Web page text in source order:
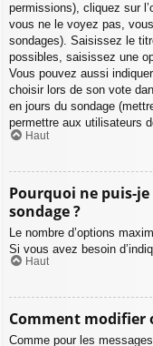
permissions), cliquez sur
vous ne le voyez pas,
sondages). Saisissez le
possibles, saisissez une
Vous pouvez aussi
choisir lors de son vote
en jours du sondage
permettre aux utilisateurs
Haut
Pourquoi ne puis-
sondage ?
Le nombre d’options
Si vous avez besoin
Haut
Comment modifier
Comme pour les